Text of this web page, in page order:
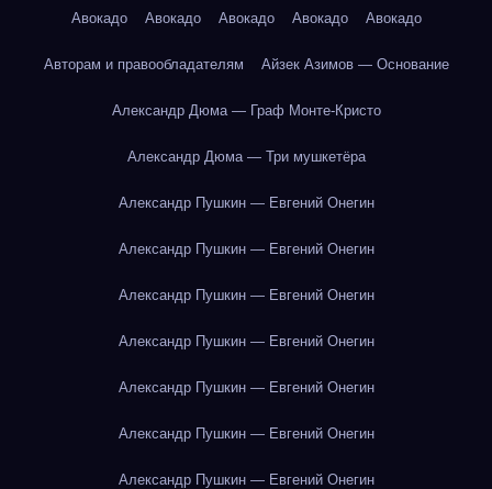
Авокадо Авокадо Авокадо Авокадо Авокадо
Авторам и правообладателям Айзек Азимов — Основание
Александр Дюма — Граф Монте-Кристо
Александр Дюма — Три мушкетёра
Александр Пушкин — Евгений Онегин
Александр Пушкин — Евгений Онегин
Александр Пушкин — Евгений Онегин
Александр Пушкин — Евгений Онегин
Александр Пушкин — Евгений Онегин
Александр Пушкин — Евгений Онегин
Александр Пушкин — Евгений Онегин